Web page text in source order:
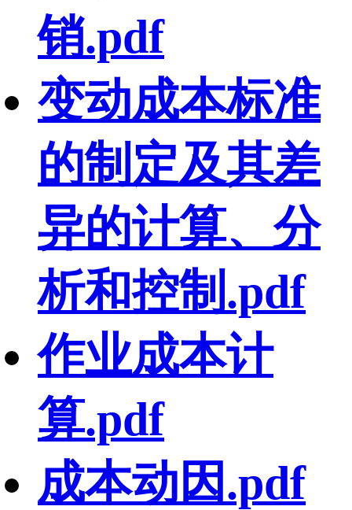
销.pdf
变动成本标准
的制定及其差
异的计算、分
析和控制.pdf
作业成本计
算.pdf
成本动因.pdf